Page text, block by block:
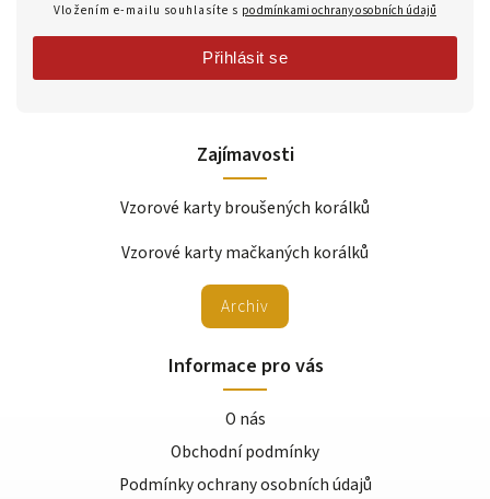
Zajímavosti
Vzorové karty broušených korálků
Vzorové karty mačkaných korálků
Archiv
Vložením e-mailu souhlasíte s podmínkami ochrany osobních údajů
Přihlásit se
Informace pro vás
O nás
Obchodní podmínky
Podmínky ochrany osobních údajů